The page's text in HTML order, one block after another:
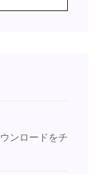
ンロードをチ